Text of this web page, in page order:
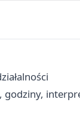
godziny,